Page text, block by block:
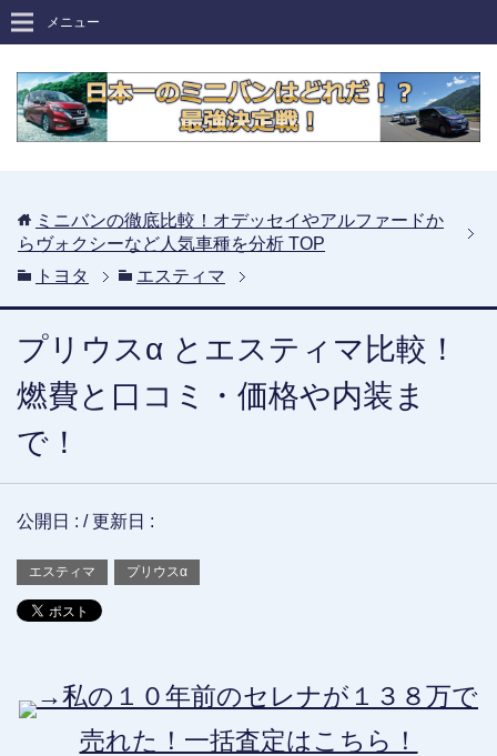
メニュー
ミニバンの徹底比較！オデッセイやアルファードか
らヴォクシーなど人気車種を分析 TOP
トヨタ
エスティマ
プリウスα とエスティマ比較！
燃費と口コミ・価格や内装ま
で！
公開日 : / 更新日 :
エスティマ プリウスα
→私の１０年前のセレナが１３８万で
売れた！一括査定はこちら！